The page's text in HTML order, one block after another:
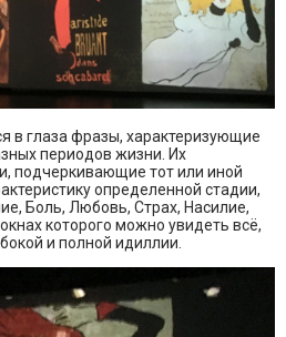
в глаза фразы, характеризующие
периодов жизни. Их
подчеркивающие тот или иной
определенной стадии,
Боль, Любовь, Страх, Насилие,
которого можно увидеть всё,
и полной идиллии.